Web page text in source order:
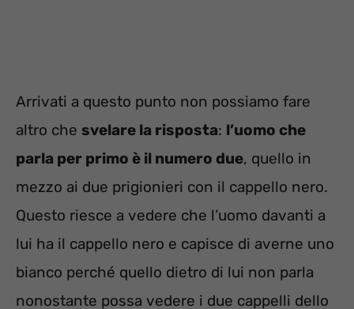
Arrivati a questo punto non possiamo fare
altro che svelare la risposta: l’uomo che
parla per primo è il numero due, quello in
mezzo ai due prigionieri con il cappello nero.
Questo riesce a vedere che l’uomo davanti a
lui ha il cappello nero e capisce di averne uno
bianco perché quello dietro di lui non parla
nonostante possa vedere i due cappelli dello